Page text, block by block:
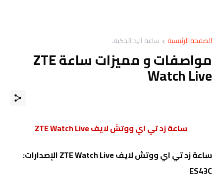
الصفحة الرئيسية ﺳﺎﻋﺔ ﺍﻟﻴﺪ ﺍﻟﺬﻛﻴﺔ،
مواصفات و مميزات ساعة ZTE
Watch Live
ساعة زد تي اي ووتش لايف ZTE Watch Live
ساعة زد تي اي ووتش لايف ZTE Watch Live الإصدارات:
ES43C